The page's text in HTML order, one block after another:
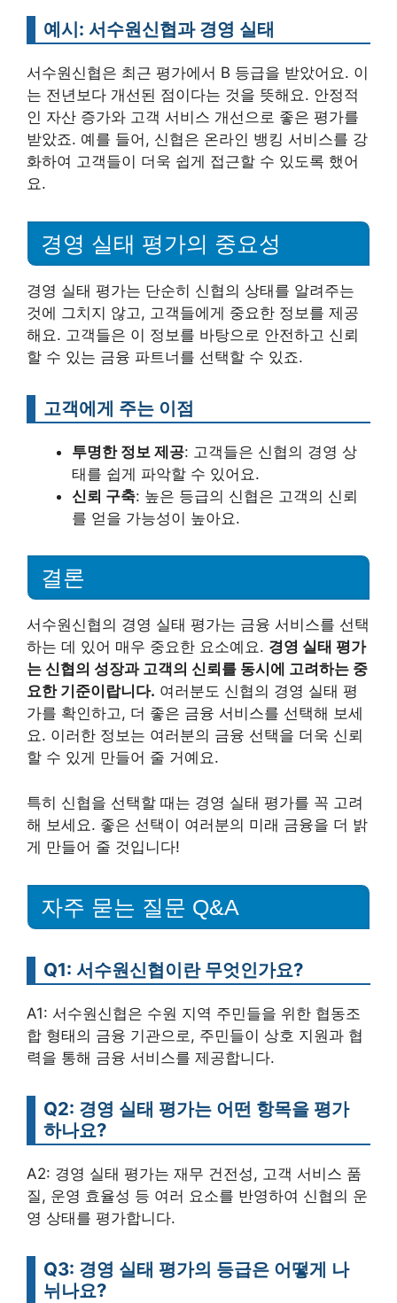
예시: 서수원신협과 경영 실태
서수원신협은 최근 평가에서 B 등급을 받았어요. 이
는 전년보다 개선된 점이다는 것을 뜻해요. 안정적
인 자산 증가와 고객 서비스 개선으로 좋은 평가를
받았죠. 예를 들어, 신협은 온라인 뱅킹 서비스를 강
화하여 고객들이 더욱 쉽게 접근할 수 있도록 했어
요.
경영 실태 평가의 중요성
경영 실태 평가는 단순히 신협의 상태를 알려주는
것에 그치지 않고, 고객들에게 중요한 정보를 제공
해요. 고객들은 이 정보를 바탕으로 안전하고 신뢰
할 수 있는 금융 파트너를 선택할 수 있죠.
고객에게 주는 이점
투명한 정보 제공: 고객들은 신협의 경영 상
태를 쉽게 파악할 수 있어요.
신뢰 구축: 높은 등급의 신협은 고객의 신뢰
를 얻을 가능성이 높아요.
결론
서수원신협의 경영 실태 평가는 금융 서비스를 선택
하는 데 있어 매우 중요한 요소예요. 경영 실태 평가
는 신협의 성장과 고객의 신뢰를 동시에 고려하는 중
요한 기준이랍니다. 여러분도 신협의 경영 실태 평
가를 확인하고, 더 좋은 금융 서비스를 선택해 보세
요. 이러한 정보는 여러분의 금융 선택을 더욱 신뢰
할 수 있게 만들어 줄 거예요.
특히 신협을 선택할 때는 경영 실태 평가를 꼭 고려
해 보세요. 좋은 선택이 여러분의 미래 금융을 더 밝
게 만들어 줄 것입니다!
자주 묻는 질문 Q&A
Q1: 서수원신협이란 무엇인가요?
A1: 서수원신협은 수원 지역 주민들을 위한 협동조
합 형태의 금융 기관으로, 주민들이 상호 지원과 협
력을 통해 금융 서비스를 제공합니다.
Q2: 경영 실태 평가는 어떤 항목을 평가
하나요?
A2: 경영 실태 평가는 재무 건전성, 고객 서비스 품
질, 운영 효율성 등 여러 요소를 반영하여 신협의 운
영 상태를 평가합니다.
Q3: 경영 실태 평가의 등급은 어떻게 나
뉘나요?